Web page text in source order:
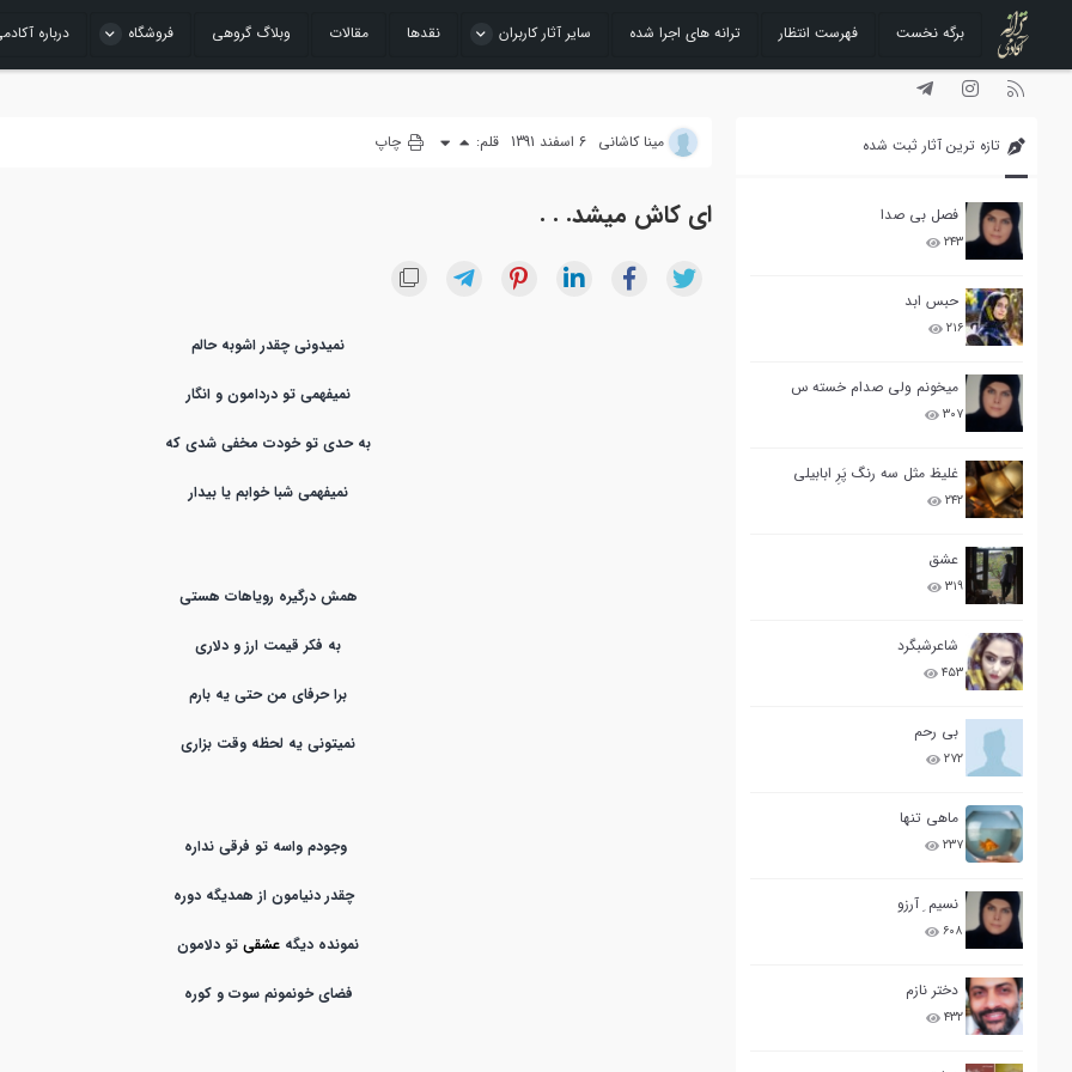
رفتن
به
محتوا
برگه نخست فهرست انتظار ترانه های اجرا شده سایر آثار کاربران نقدها مقالات وبلاگ گروهی فروشگاه درباره
تازه ترین آثار ثبت شده
فصل بی صدا
۲۴۳
حبس ابد
۲۱۶
میخونم ولی صدام خسته س
۳۰۷
غلیظ مثل سه رنگ پَرِ ابابیلی
۲۴۲
عشق
۳۱۹
شاعرشبگرد
۴۵۳
بی رحم
۲۷۲
ماهی تنها
۲۳۷
نسیم ِ آرزو
۶۰۸
دختر نازم
۴۳۲
مینا کاشانی 6 اسفند 1391 قلم: چاپ
ای کاش میشد. . .
نمیدونی چقدر اشوبه حالم
نمیفهمی تو دردامون و انگار
به حدی تو خودت مخفی شدی که
نمیفهمی شبا خوابم یا بیدار
همش درگیره رویاهات هستی
به فکر قیمت ارز و دلاری
برا حرفای من حتی یه بارم
نمیتونی یه لحظه وقت بزاری
وجودم واسه تو فرقی نداره
چقدر دنیامون از همدیگه دوره
نمونده دیگه عشقی تو دلامون
فضای خونمونم سوت و کوره